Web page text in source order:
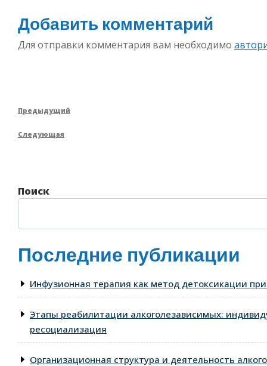
Добавить комментарий
Для отправки комментария вам необходимо
Навигация
по
записям
Предыдущая
Предыдущий
Следующая
Следующая
Поиск
Последние публикации
Инфузионная терапия как метод детоксикации
Этапы реабилитации алкоголезависимых:
ресоциализация
Организационная структура и деятельность